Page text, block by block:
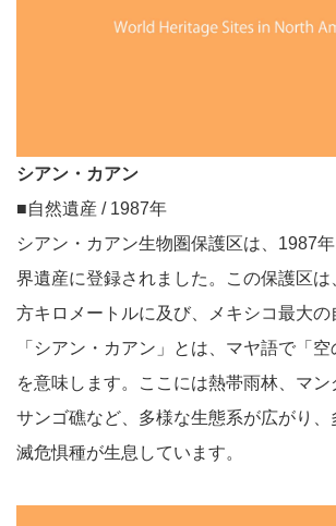
シアン・カアン
■自然遺産 / 1987年
シアン・カアン生物圏保護区は、1987
界遺産に登録されました。この保護区
方キロメートルに及び、メキシコ最大の
「シアン・カアン」とは、マヤ語で「空
を意味します。ここには熱帯雨林、マン
サンゴ礁など、多様な生態系が広がり、
滅危惧種が生息しています。